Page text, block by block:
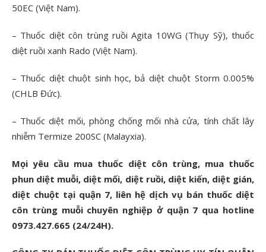
50EC (Việt Nam).
– Thuốc diệt côn trùng ruồi Agita 10WG (Thụy Sỹ), thuốc
diệt ruồi xanh Rado (Việt Nam).
– Thuốc diệt chuột sinh học, bả diệt chuột Storm 0.005%
(CHLB Đức).
– Thuốc diệt mối, phòng chống mối nhà cửa, tính chất lây
nhiễm Termize 200SC (Malayxia).
Mọi yêu cầu mua thuốc diệt côn trùng, mua thuốc
phun diệt muỗi, diệt mối, diệt ruồi, diệt kiến, diệt gián,
diệt chuột tại quận 7, liên hệ dịch vụ bán thuốc diệt
côn trùng muỗi chuyên nghiệp ở quận 7 qua hotline
0973.427.665 (24/24H).